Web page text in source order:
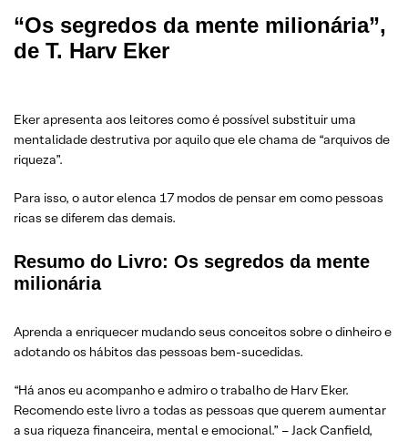
“Os segredos da mente milionária”,
de T. Harv Eker
Eker apresenta aos leitores como é possível substituir uma
mentalidade destrutiva por aquilo que ele chama de “arquivos de
riqueza”.
Para isso, o autor elenca 17 modos de pensar em como pessoas
ricas se diferem das demais.
Resumo do Livro: Os segredos da mente
milionária
Aprenda a enriquecer mudando seus conceitos sobre o dinheiro e
adotando os hábitos das pessoas bem-sucedidas.
“Há anos eu acompanho e admiro o trabalho de Harv Eker.
Recomendo este livro a todas as pessoas que querem aumentar
a sua riqueza financeira, mental e emocional.” – Jack Canfield,